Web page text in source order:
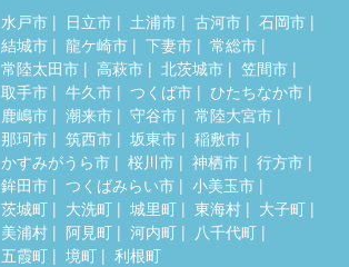
水戸市 日立市 土浦市 古河市
石岡市
結城市
龍ケ崎市 下妻市
常総市
常陸太田市
高萩市 北茨城市
笠間市
取手市
牛久市 つくば市
ひたちなか市
鹿嶋市
潮来市 守谷市
常陸大宮市
那珂市
筑西市 坂東市
稲敷市
かすみがうら市
桜川市 神栖市
行方市
鉾田市
つくばみらい市
小美玉市
茨城町
大洗町 城里町 東海村
大子町
美浦村
阿見町 河内町
八千代町
五霞町
境町 利根町